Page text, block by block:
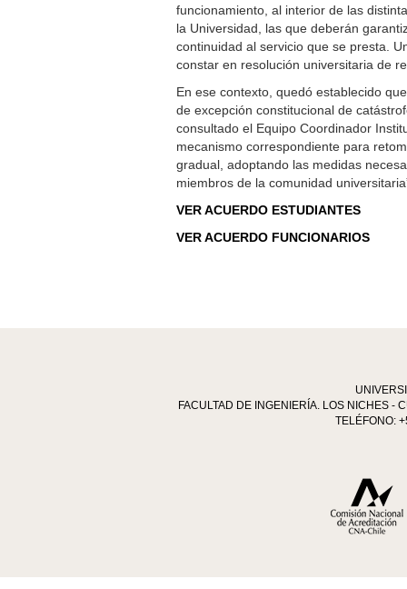
funcionamiento, al interior de las
la Universidad, las que deberán
continuidad al servicio que se presta.
constar en resolución universitaria de
En ese contexto, quedó establecido
de excepción constitucional de
consultado el Equipo Coordinador
mecanismo correspondiente para
gradual, adoptando las medidas
miembros de la comunidad
VER ACUERDO ESTUDIANTES
VER ACUERDO FUNCIONARIOS
FACULTAD DE INGENIERÍA. LOS NICHES -
TELÉFONO: